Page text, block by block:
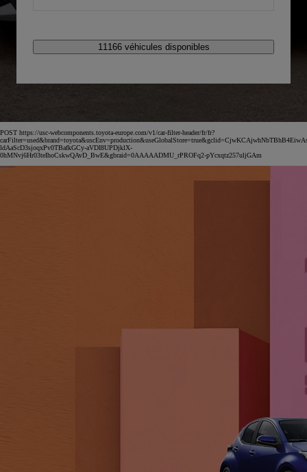
11166 véhicules disponibles
POST https://usc-webcomponents.toyota-europe.com/v1/car-filter-header/fr/fr?
ldAaScD3sjoqxPv0TBafkGCy-aVDI8UPDjklX-
0hMNvj6Hr03teIhoCskwQAvD_BwE&gbraid=0AAAAADMU_rPROFq2-pYcxqtz257uljGAm